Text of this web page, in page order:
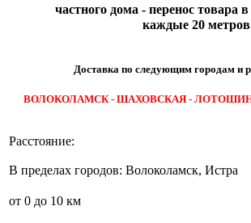
частного дома - перенос товара
каждые 20
Доставка по следующим городам и
ВОЛОКОЛАМСК - ШАХОВСКАЯ -
Расстояние:
В пределах городов: Волоколамск, Истра
от 0 до 10 км